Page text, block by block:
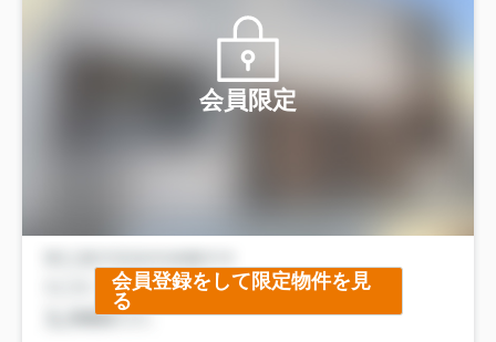
会員限定
会員登録をして限定物件を見
る